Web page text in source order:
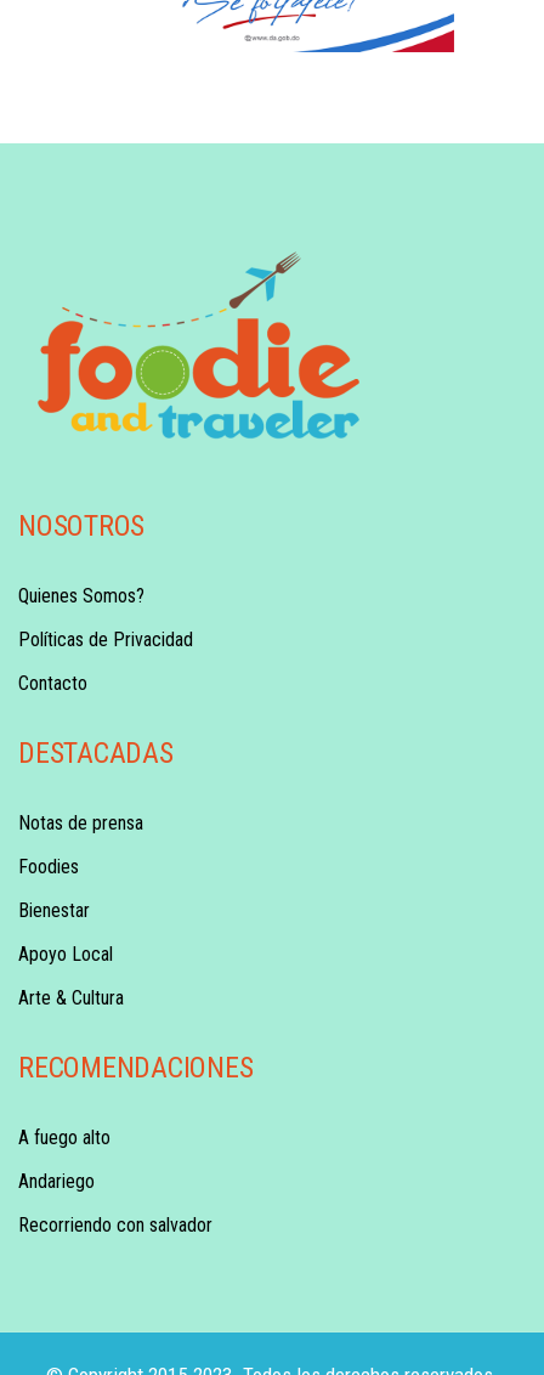
NOSOTROS
Quienes Somos?
Políticas de Privacidad
Contacto
DESTACADAS
Notas de prensa
Foodies
Bienestar
Apoyo Local
Arte & Cultura
RECOMENDACIONES
A fuego alto
Andariego
Recorriendo con salvador